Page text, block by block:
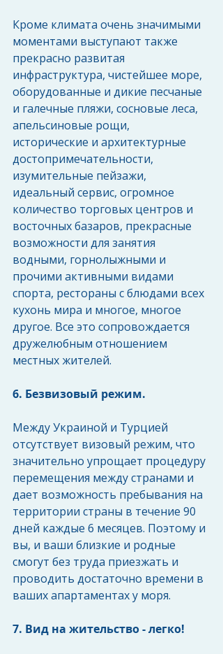
Кроме климата очень значимыми
моментами выступают также
прекрасно развитая
инфраструктура, чистейшее море,
оборудованные и дикие песчаные
и галечные пляжи, сосновые леса,
апельсиновые рощи,
исторические и архитектурные
достопримечательности,
изумительные пейзажи,
идеальный сервис, огромное
количество торговых центров и
восточных базаров, прекрасные
возможности для занятия
водными, горнолыжными и
прочими активными видами
спорта, рестораны с блюдами всех
кухонь мира и многое, многое
другое. Все это сопровождается
дружелюбным отношением
местных жителей.
6. Безвизовый режим.
Между Украиной и Турцией
отсутствует визовый режим, что
значительно упрощает процедуру
перемещения между странами и
дает возможность пребывания на
территории страны в течение 90
дней каждые 6 месяцев. Поэтому и
вы, и ваши близкие и родные
смогут без труда приезжать и
проводить достаточно времени в
ваших апартаментах у моря.
7. Вид на жительство - легко!